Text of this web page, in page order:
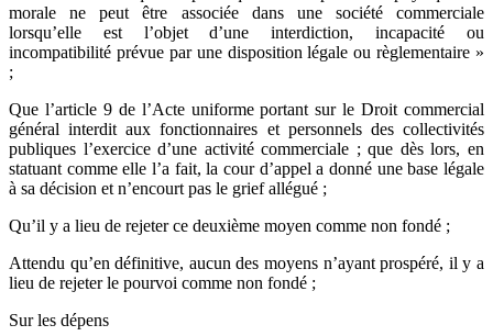
morale ne peut être associée dans une société commerciale
lorsqu’elle est l’objet d’une interdiction, incapacité ou
incompatibilité prévue par une disposition légale ou règlementaire »
;
Que l’article 9 de l’Acte uniforme portant sur le Droit commercial
général interdit aux fonctionnaires et personnels des collectivités
publiques l’exercice d’une activité commerciale ; que dès lors, en
statuant comme elle l’a fait, la cour d’appel a donné une base légale
à sa décision et n’encourt pas le grief allégué ;
Qu’il y a lieu de rejeter ce deuxième moyen comme non fondé ;
Attendu qu’en définitive, aucun des moyens n’ayant prospéré, il y a
lieu de rejeter le pourvoi comme non fondé ;
Sur les dépens